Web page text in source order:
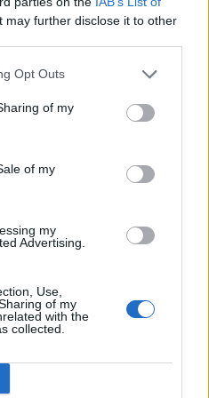
may further disclose it to other
Opt Outs
of my
of my
my
Advertising.
Use,
of my
with the
collected.
delle imprese a forte
PMI - Modifica
Centrale S.p.A.
attrezzature da parte delle
e del Made in Italy -